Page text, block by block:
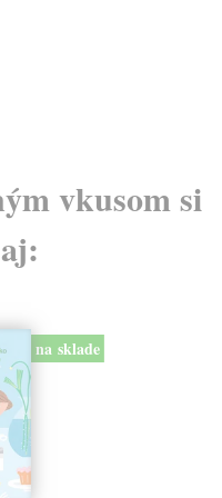
vkusom si
na sklade